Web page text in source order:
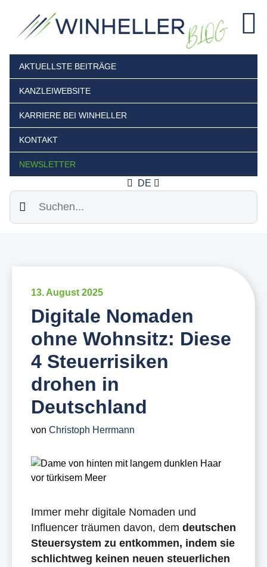
AKTUELLSTE BEITRÄGE
KANZLEIWEBSITE
KARRIERE BEI WINHELLER
KONTAKT
NEWSLETTER
DE
Suchen
13. August 2025
Digitale Nomaden
ohne Wohnsitz: Diese
4 Steuerrisiken
drohen in
Deutschland
von Christoph Herrmann
Immer mehr digitale Nomaden und
Influencer träumen davon, dem deutschen
Steuersystem zu entkommen, indem sie
schlichtweg keinen neuen steuerlichen